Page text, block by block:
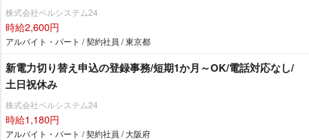
株式会社ベルシステム24
時給2,600円
アルバイト・パート / 契約社員 / 東京都
新電力切り替え申込の登録事務/短期1か月～OK/電話対応なし/
土日祝休み
株式会社ベルシステム24
時給1,180円
アルバイト・パート / 契約社員 / 大阪府